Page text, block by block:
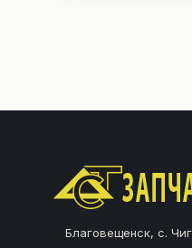
Благовещенск, с.